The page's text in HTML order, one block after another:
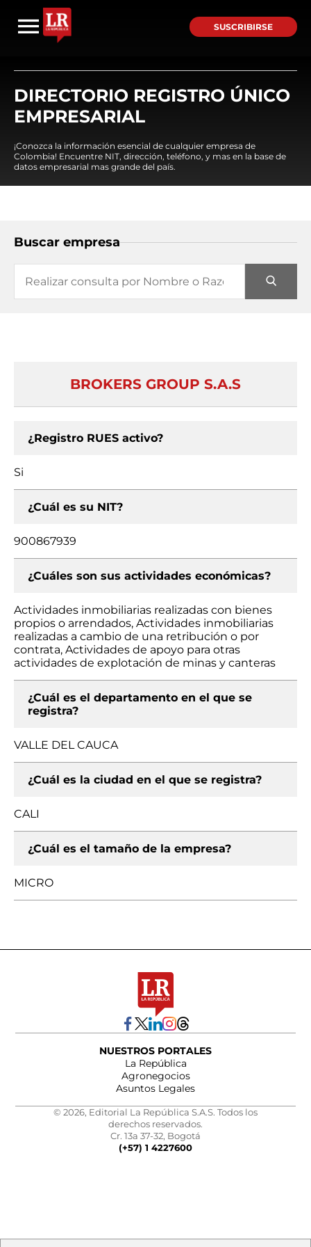
SUSCRIBIRSE
DIRECTORIO REGISTRO ÚNICO
EMPRESARIAL
¡Conozca la información esencial de cualquier empresa de
Colombia! Encuentre NIT, dirección, teléfono, y mas en la base de
datos empresarial mas grande del país.
Buscar empresa
BROKERS GROUP S.A.S
¿Registro RUES activo?
Si
¿Cuál es su NIT?
900867939
¿Cuáles son sus actividades económicas?
Actividades inmobiliarias realizadas con bienes
propios o arrendados, Actividades inmobiliarias
realizadas a cambio de una retribución o por
contrata, Actividades de apoyo para otras
actividades de explotación de minas y canteras
¿Cuál es el departamento en el que se
registra?
VALLE DEL CAUCA
¿Cuál es la ciudad en el que se registra?
CALI
¿Cuál es el tamaño de la empresa?
MICRO
NUESTROS PORTALES
La República
Agronegocios
Asuntos Legales
© 2026, Editorial La República S.A.S. Todos los
derechos reservados.
Cr. 13a 37-32, Bogotá
(+57) 1 4227600